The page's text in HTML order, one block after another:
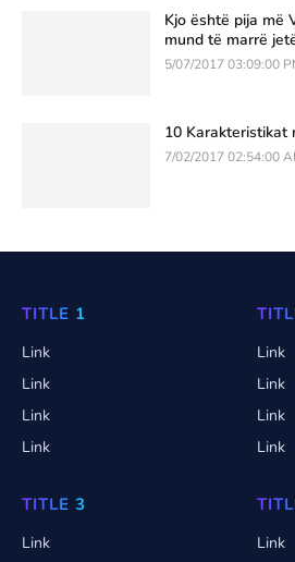
Kjo është pija më
mund të marrë
5/07/2017 03:09:00
10 Karakteristikat
7/02/2017 02:54:00
TITLE 1
Link
Link
Link
Link
Link
Link
Link
Link
TITLE 3
Link
Link